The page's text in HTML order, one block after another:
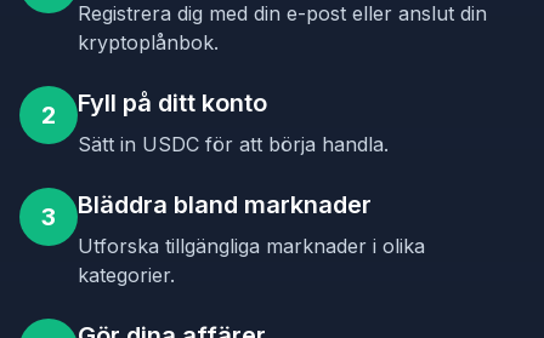
Registrera dig med din e-post eller anslut din
kryptoplånbok.
2 Fyll på ditt konto
Sätt in USDC för att börja handla.
3 Bläddra bland marknader
Utforska tillgängliga marknader i olika
kategorier.